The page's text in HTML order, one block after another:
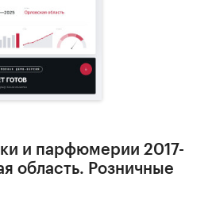
и парфюмерии 2017-
область. Розничные